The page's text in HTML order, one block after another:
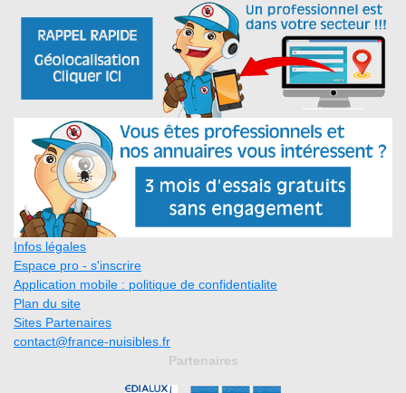
Infos légales
Espace pro - s'inscrire
Application mobile : politique de confidentialite
Plan du site
Sites Partenaires
contact@france-nuisibles.fr
Partenaires